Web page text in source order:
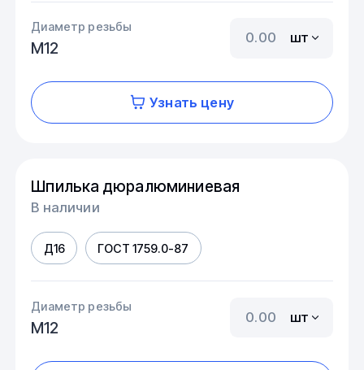
Диаметр резьбы
М12
шт
Узнать цену
Шпилька дюралюминиевая
В наличии
Д16 ГОСТ 1759.0-87
Диаметр резьбы
М12
шт